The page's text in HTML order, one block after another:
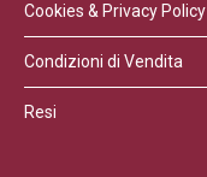
Cookies & Privacy Policy
Condizioni di Vendita
Resi